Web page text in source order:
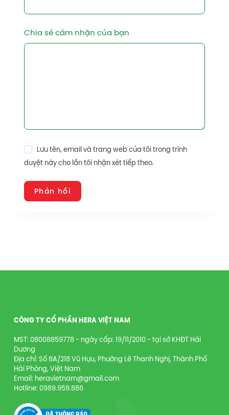
Chia sẻ cảm nhận của bạn
Lưu tên, email và trang web của tôi trong trình
duyệt này cho lần tôi nhận xét tiếp theo.
Phản hồi
CÔNG TY CỔ PHẦN HERA VIỆT NAM
MST: 08008859778 - ngày cấp: 19/11/2010 - tại sở KHĐT Hải
Dương
Địa chỉ: Số 8A/218 Vũ Hựu, Phường Lê Thanh Nghị, Thành Phố
Hải Phòng, Việt Nam
Email: heravietnam@gmail.com
Hotline: 0989.959.886